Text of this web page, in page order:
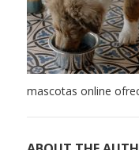
mascotas online